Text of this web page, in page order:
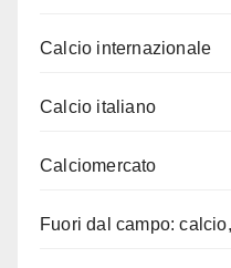
Calcio internazionale
Calcio italiano
Calciomercato
Fuori dal campo: